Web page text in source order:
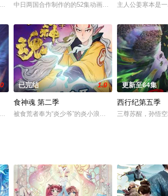
父;八戒在黑水镇因过失而害死人;白狼小羽
了来自高纬度宇宙文明的空间系统“超能立方”，从而拥有
中日两国合作制作的的52集动画大片《三国演义》于
主人公姜寒本是
睹了令人惊惧的异常现象……人们逐渐发觉了
讲述了现代学生林枫，因为一场车祸，穿越到武魂未觉醒
已完结 1.0
食神魂 第二季
被食荒者奉为“炎少爷”的炎小浪身世成迷，而立志成为
更新至64集
西行纪第五季
三尊苏醒，孙悟